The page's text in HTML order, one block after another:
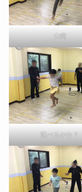
大縄
跳べるかな？